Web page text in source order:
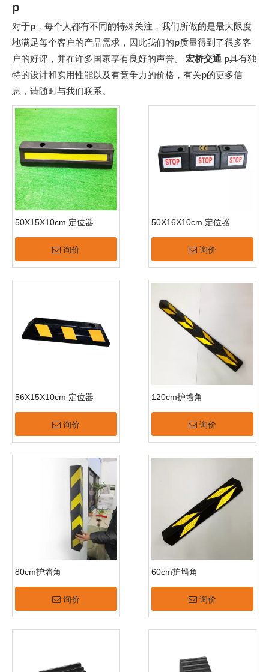
p
对于p ，每个人都有不同的特殊关注，我们所做的是最大限度
地满足每个客户的产品需求，因此我们的p质量得到了很多客
户的好评，并在许多国家享有良好的声誉。 宏桥交通 p具有独
特的设计和实用性能以及有竞争力的价格，有关p的更多信
息，请随时与我们联系。
50X15X10cm 定位器
询价
50X16X10cm 定位器
询价
56X15X10cm 定位器
询价
120cm护墙角
询价
80cm护墙角
询价
60cm护墙角
询价